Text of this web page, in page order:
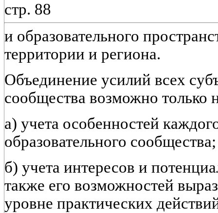
стр. 88
и образовательного
территории и региона.
Объединение усилий всех
сообщества возможно только
а) учета особенностей
образовательного сообщества;
б) учета интересов и
также его возможностей
уровне практических